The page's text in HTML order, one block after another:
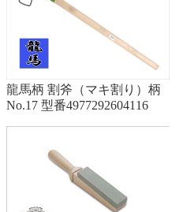
龍馬柄 割斧（マキ割り）柄
No.17 型番4977292604116